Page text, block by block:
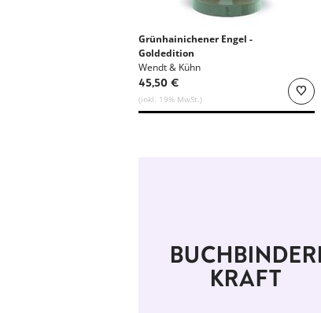
Grünhainichener Engel -
Goldedition
Wendt & Kühn
45,50 €
(inkl. 19% MwSt.)
KRAFT